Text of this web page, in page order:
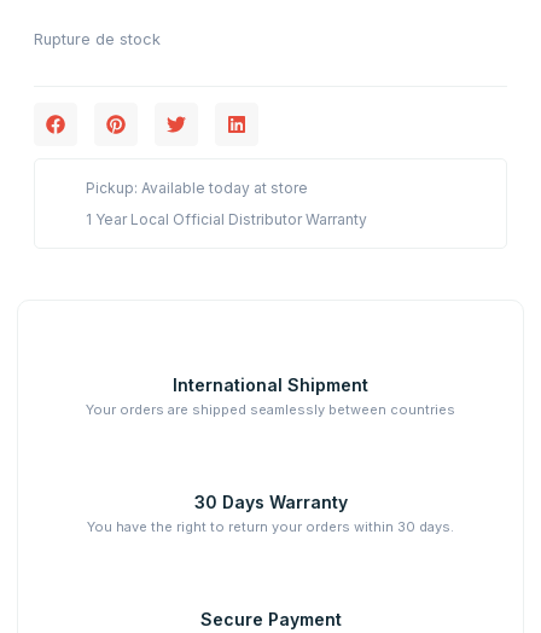
Rupture de stock
Pickup: Available today at store
1 Year Local Official Distributor Warranty
International Shipment
Your orders are shipped seamlessly between countries
30 Days Warranty
You have the right to return your orders within 30 days.
Secure Payment